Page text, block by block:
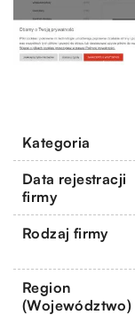
Kategoria
Data rejestracji
firmy
Rodzaj firmy
Region
(Województwo)